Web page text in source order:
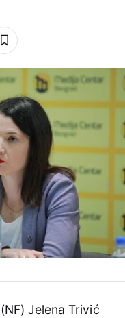
Jelena Trivić